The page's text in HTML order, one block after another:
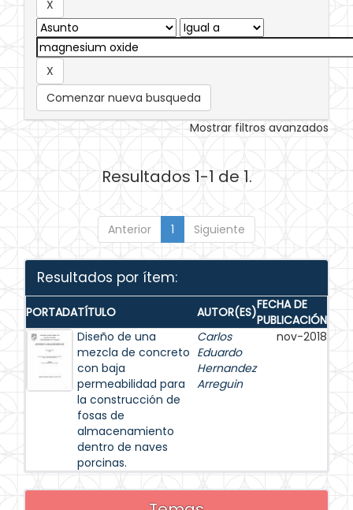
Comenzar nueva busqueda
Mostrar filtros avanzados
Resultados 1-1 de 1.
Anterior 1 Siguiente
Resultados por ítem:
PORTADATÍTULO AUTOR(ES)FECHA DE
PUBLICACIÓN
Diseño de una
mezcla de concreto
con baja
permeabilidad para
la construcción de
fosas de
almacenamiento
dentro de naves
porcinas.
Carlos
Eduardo
Hernandez
Arreguin
nov-2018